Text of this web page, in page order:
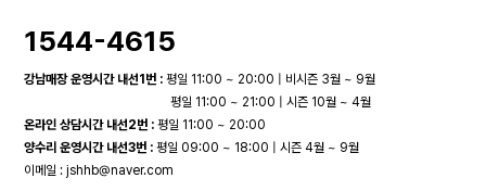
1544-4615
강남매장 운영시간 내선1번 : 평일 11:00 ~ 20:00 | 비시즌 3월 ~ 9월
평일 11:00 ~ 21:00 | 시즌 10월 ~ 4월
온라인 상담시간 내선2번 : 평일 11:00 ~ 20:00
양수리 운영시간 내선3번 : 평일 09:00 ~ 18:00 | 시즌 4월 ~ 9월
이메일 :jshhb@naver.com